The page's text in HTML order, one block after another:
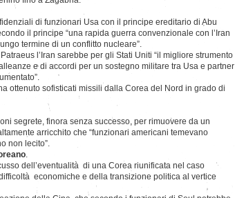
di funzionari Usa con il principe ereditario di Abu
il principe “una rapida guerra convenzionale con l’Iran
termine di un conflitto nucleare”.
l’Iran sarebbe per gli Stati Uniti “il migliore strumento
e di accordi per un sostegno militare tra Usa e partner
ottenuto sofisticati missili dalla Corea del Nord in grado di
segrete, finora senza successo, per rimuovere da un
arricchito che “funzionari americani temevano
non lecito”.
.
dell’eventualità di una Corea riunificata nel caso
economiche e della transizione politica al vertice